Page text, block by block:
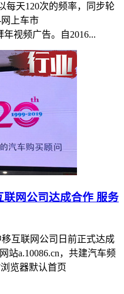
每天120次的频率，同步轮
上车市
年视频广告。自2016...
联网公司达成合作 服务
互联网公司日前正式达成
站a.10086.cn，共建汽车频
览器默认首页